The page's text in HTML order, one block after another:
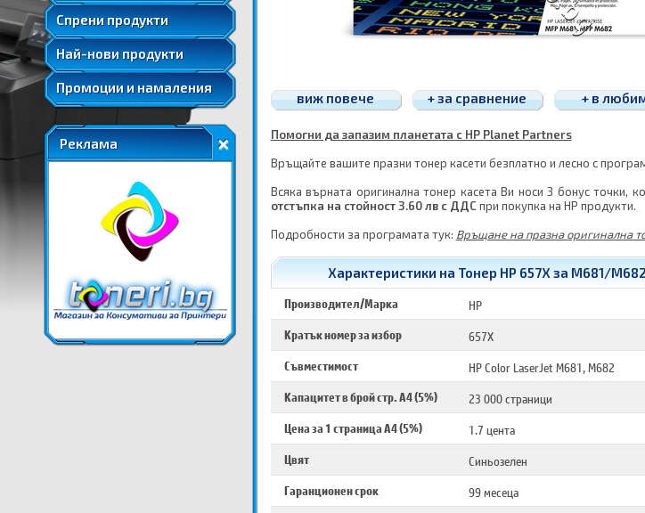
Спрени продукти
Удължени и допълнителни гаранции
Най-нови продукти
Промоции и намаления
Реклама
виж повече + за сравнение + в
Помогни да запазим планетата с HP Planet Partners
Връщайте вашите празни тонер касети безплатно и лесно с
Всяка върната оригинална тонер касета Ви носи 3 бонус точки,
отстъпка на стойност 3.60 лв с ДДС при покупка на HP продукти.
Подробности за програмата тук: Връщане на празна оригинална
Характеристики на Тонер HP 657X за M681/
Производител/Марка
HP
Кратък номер за избор
657X
Съвместимост
HP Color LaserJet M681, M682
Капацитет в брой стр. A4 (5%)
23 000 страници
Цена за 1 страница A4 (5%)
1.7 цента
Цвят
Синьозелен
Гаранционен срок
99 месеца